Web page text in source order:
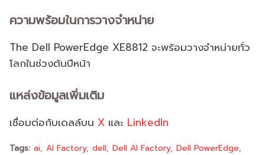
ความพร้อมในการวางจำหน่าย
The Dell PowerEdge XE8812 จะพร้อมวางจำหน่ายทั่ว
โลกในช่วงต้นปีหน้า
แหล่งข้อมูลเพิ่มเติม
เชื่อมต่อกับเดลล์บน X และ LinkedIn
Tags: ai AI Factory dell Dell AI Factory Dell PowerEdge